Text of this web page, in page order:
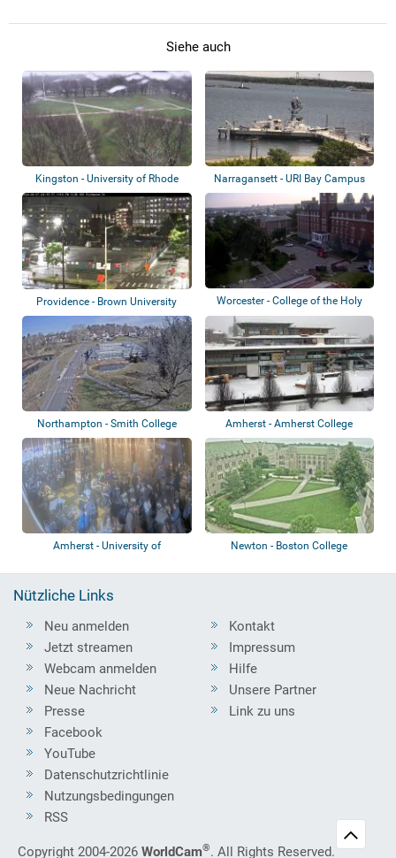
Siehe auch
Kingston - University of Rhode
Island -...
Narragansett - URI Bay Campus
Providence - Brown University
Worcester - College of the Holy
Cross
Northampton - Smith College Amherst - Amherst College
Amherst - University of
Newton - Boston College
Nützliche Links
Neu anmelden
Jetzt streamen
Webcam anmelden
Neue Nachricht
Presse
Kontakt
Impressum
Hilfe
Unsere Partner
Link zu uns
Facebook
YouTube
Datenschutzrichtlinie
Nutzungsbedingungen
RSS
Copyright 2004-2026 WorldCam®. All Rights Reserved.